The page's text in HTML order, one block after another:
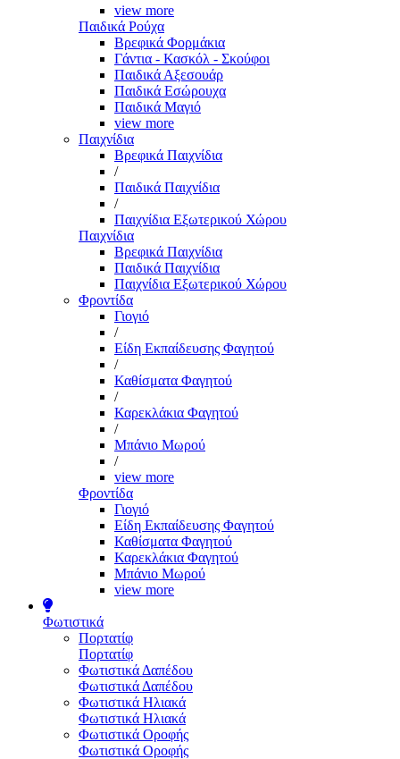
view more
Παιδικά Ρούχα
Βρεφικά Φορμάκια
Γάντια - Κασκόλ - Σκούφοι
Παιδικά Αξεσουάρ
Παιδικά Εσώρουχα
Παιδικά Μαγιό
view more
Παιχνίδια
Βρεφικά Παιχνίδια
/
Παιδικά Παιχνίδια
/
Παιχνίδια Εξωτερικού Χώρου
Παιχνίδια
Βρεφικά Παιχνίδια
Παιδικά Παιχνίδια
Παιχνίδια Εξωτερικού Χώρου
Φροντίδα
Γιογιό
/
Είδη Εκπαίδευσης Φαγητού
/
Καθίσματα Φαγητού
/
Καρεκλάκια Φαγητού
/
Μπάνιο Μωρού
/
view more
Φροντίδα
Γιογιό
Είδη Εκπαίδευσης Φαγητού
Καθίσματα Φαγητού
Καρεκλάκια Φαγητού
Μπάνιο Μωρού
view more
Φωτιστικά
Πορτατίφ
Πορτατίφ
Φωτιστικά Δαπέδου
Φωτιστικά Δαπέδου
Φωτιστικά Ηλιακά
Φωτιστικά Ηλιακά
Φωτιστικά Οροφής
Φωτιστικά Οροφής